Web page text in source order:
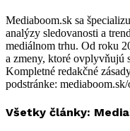
Mediaboom.sk sa
analýzy sledovanosti a
mediálnom trhu. Od roku
a zmeny, ktoré ovplyvňujú
Kompletné redakčné
podstránke: mediaboom.sk/
Všetky články: